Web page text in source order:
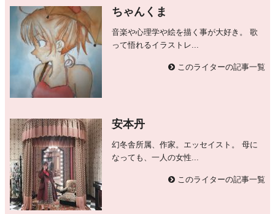
ちゃんくま
音楽や心理学や絵を描く事が大好き。 歌
って悟れるイラストレ...
このライターの記事一覧
安本丹
幻冬舎所属、作家。エッセイスト。 母に
なっても、一人の女性...
このライターの記事一覧